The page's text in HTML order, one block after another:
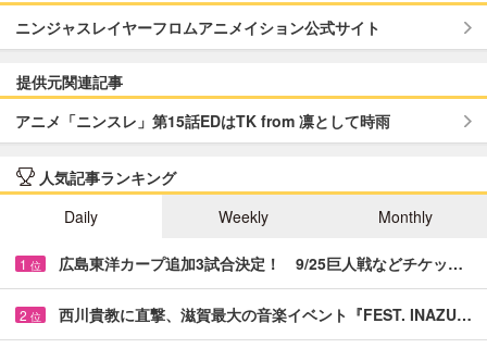
ニンジャスレイヤーフロムアニメイション公式サイト
提供元関連記事
アニメ「ニンスレ」第15話EDはTK from 凛として時雨
人気記事ランキング
Daily
Weekly Monthly
1 位 広島東洋カープ追加3試合決定！ 9/25巨人戦などチケッ…
2 位 西川貴教に直撃、滋賀最大の音楽イベント『FEST. INAZU…